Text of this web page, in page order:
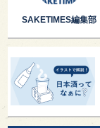
SAKETIMES編集部